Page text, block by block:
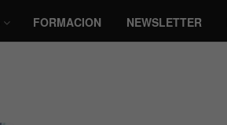
FORMACION NEWSLETTER